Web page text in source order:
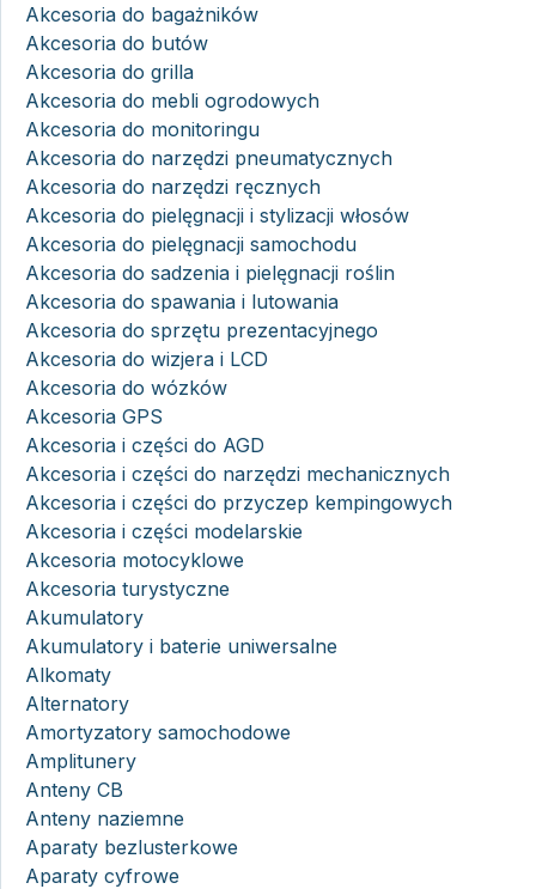
Akcesoria do bagażników
Akcesoria do butów
Akcesoria do grilla
Akcesoria do mebli ogrodowych
Akcesoria do monitoringu
Akcesoria do narzędzi pneumatycznych
Akcesoria do narzędzi ręcznych
Akcesoria do pielęgnacji i stylizacji włosów
Akcesoria do pielęgnacji samochodu
Akcesoria do sadzenia i pielęgnacji roślin
Akcesoria do spawania i lutowania
Akcesoria do sprzętu prezentacyjnego
Akcesoria do wizjera i LCD
Akcesoria do wózków
Akcesoria GPS
Akcesoria i części do AGD
Akcesoria i części do narzędzi mechanicznych
Akcesoria i części do przyczep kempingowych
Akcesoria i części modelarskie
Akcesoria motocyklowe
Akcesoria turystyczne
Akumulatory
Akumulatory i baterie uniwersalne
Alkomaty
Alternatory
Amortyzatory samochodowe
Amplitunery
Anteny CB
Anteny naziemne
Aparaty bezlusterkowe
Aparaty cyfrowe